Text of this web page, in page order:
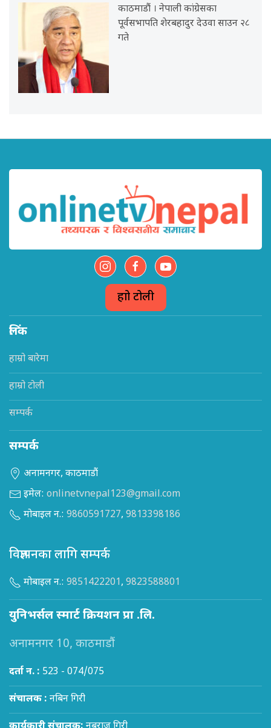
काठमाडौं । नेपाली कांग्रेसका
पूर्वसभापति शेरबहादुर देउवा साउन २८
गते
हाम्रो टोली
लिंक
हाम्रो बारेमा
हाम्रो टोली
सम्पर्क
सम्पर्क
अनामनगर, काठमाडौं
इमेल: onlinetvnepal123@gmail.com
मोबाइल न.: 9860591727, 9813398186
विज्ञापनका लागि सम्पर्क
मोबाइल न.: 9851422201, 9823588801
युनिभर्सल स्मार्ट क्रियशन प्रा .लि.
अनामनगर 10, काठमाडौं
दर्ता न. : 523 - 074/075
संचालक : नबिन गिरी